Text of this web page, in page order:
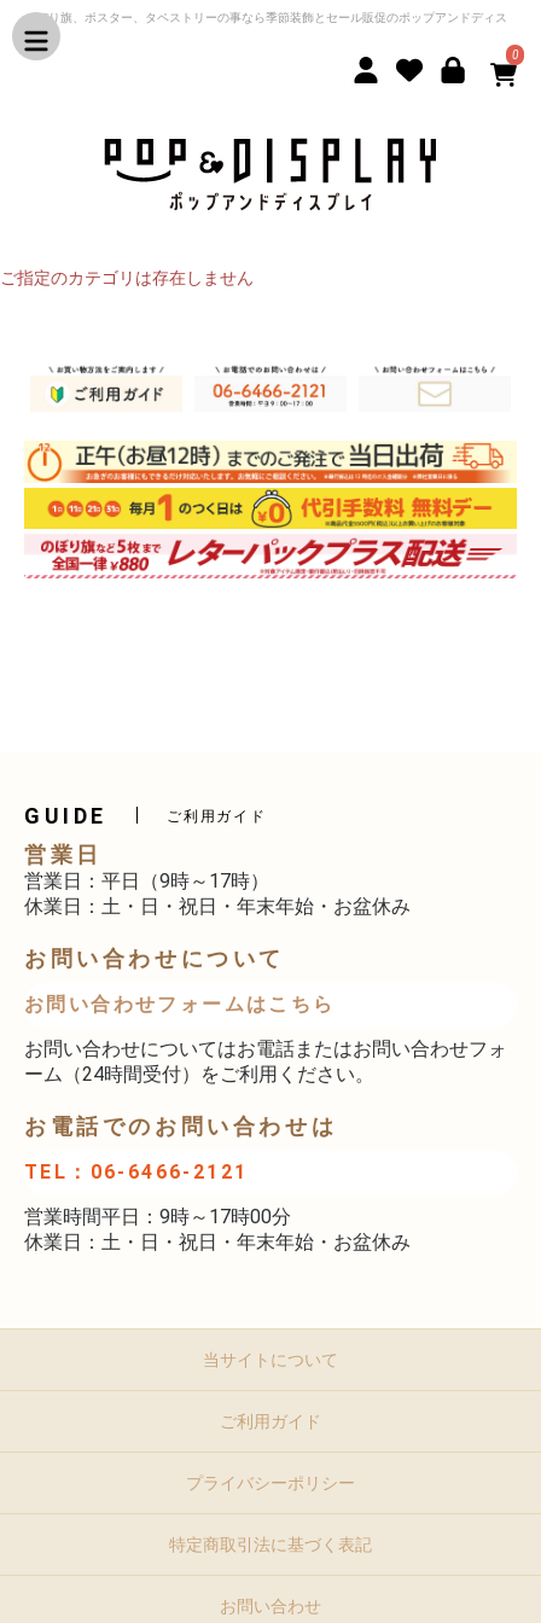
のぼり旗、ポスター、タペストリーの事なら季節装飾とセール販促のポップアンドディス
プレイ
0
ご指定のカテゴリは存在しません
GUIDE ご利用ガイド
営業日
営業日：平日（9時～17時）
休業日：土・日・祝日・年末年始・お盆休み
お問い合わせについて
お問い合わせフォームはこちら
お問い合わせについてはお電話またはお問い合わせフォ
ーム（24時間受付）をご利用ください。
お電話でのお問い合わせは
TEL：06-6466-2121
営業時間平日：9時～17時00分
休業日：土・日・祝日・年末年始・お盆休み
当サイトについて
ご利用ガイド
プライバシーポリシー
特定商取引法に基づく表記
お問い合わせ